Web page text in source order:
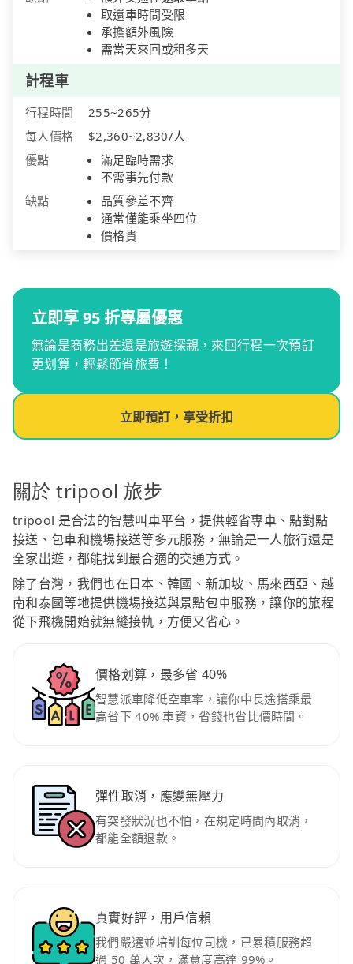
取還車時間受限
承擔額外風險
需當天來回或租多天
計程車
行程時間
255~265分
每人價格
$2,360~2,830/人
優點
滿足臨時需求
不需事先付款
缺點
品質參差不齊
通常僅能乘坐四位
價格貴
立即享 95 折專屬優惠
無論是商務出差還是旅遊探親，來回行程一次預訂
更划算，輕鬆節省旅費！
立即預訂，享受折扣
關於 tripool 旅步
tripool 是合法的智慧叫車平台，提供輕省專車、點對點
接送、包車和機場接送等多元服務，無論是一人旅行還是
全家出遊，都能找到最合適的交通方式。
除了台灣，我們也在日本、韓國、新加坡、馬來西亞、越
南和泰國等地提供機場接送與景點包車服務，讓你的旅程
從下飛機開始就無縫接軌，方便又省心。
價格划算，最多省 40%
智慧派車降低空車率，讓你中長途搭乘最
高省下 40% 車資，省錢也省比價時間。
彈性取消，應變無壓力
有突發狀況也不怕，在規定時間內取消，
都能全額退款。
真實好評，用戶信賴
我們嚴選並培訓每位司機，已累積服務超
過 50 萬人次，滿意度高達 99%。